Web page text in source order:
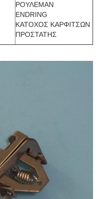
ΡΟΥΛΕΜΑΝ
ENDRING
ΚΑΤΟΧΟΣ ΚΑΡΦΙΤΣΩΝ
ΠΡΟΣΤΑΤΗΣ